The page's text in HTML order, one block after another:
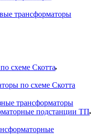
трансформаторы
схеме Скотта
по схеме Скотта
трансформаторы
подстанции ТП